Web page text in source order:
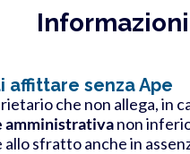
affittare senza Ape
che non allega, in
amministrativanon
sfratto anche in